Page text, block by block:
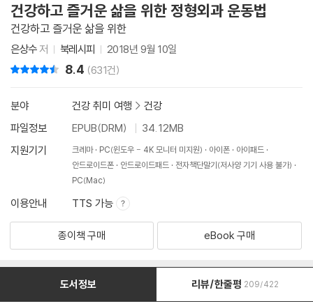
건강하고 즐거운 삶을 위한 정형외과 운동법
건강하고 즐거운 삶을 위한
은상수저 북레시피 2018년 9월 10일
8.4 (631건)
분야 건강 취미 여행 > 건강
파일정보
EPUB(DRM)
34.12MB
지원기기
크레마 PC(윈도우 - 4K 모니터 미지원) 아이폰
아이패드
안드로이드폰
안드로이드패드
전자책단말기(저사양 기기 사용 불가)
PC(Mac)
이용안내 TTS 가능
종이책 구매 eBook 구매
도서정보 리뷰/한줄평 209/422